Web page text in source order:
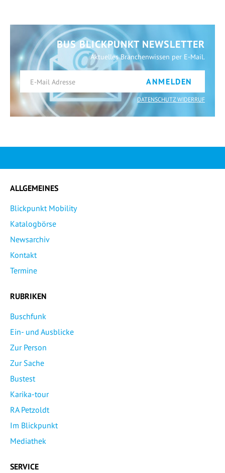
BUS BLICKPUNKT NEWSLETTER
Aktuelles Branchenwissen per E-Mail.
ANMELDEN
DATENSCHUTZ WIDERRUF
ALLGEMEINES
Blickpunkt Mobility
Katalogbörse
Newsarchiv
Kontakt
Termine
RUBRIKEN
Buschfunk
Ein- und Ausblicke
Zur Person
Zur Sache
Bustest
Karika-tour
RA Petzoldt
Im Blickpunkt
Mediathek
SERVICE